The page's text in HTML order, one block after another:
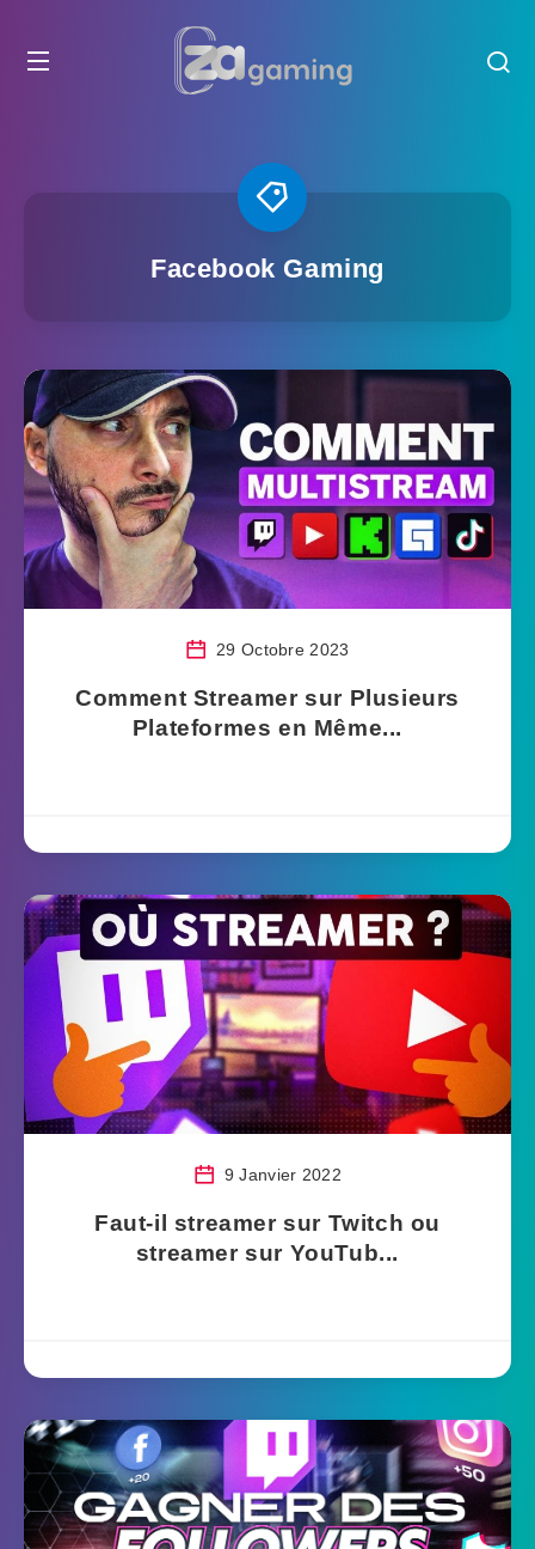
Facebook Gaming
29 Octobre 2023
Comment Streamer sur Plusieurs
Plateformes en Même...
9 Janvier 2022
Faut-il streamer sur Twitch ou
streamer sur YouTub...